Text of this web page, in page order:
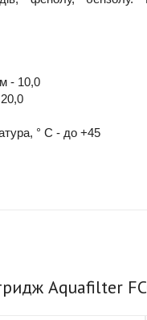
- 10,0
° С - до +45
Aquafilter